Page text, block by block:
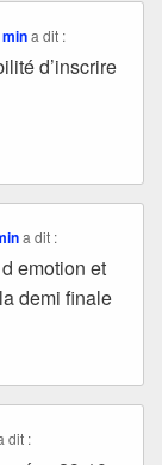
a dit :
d’inscrire
a dit :
emotion et
demi finale
dit :